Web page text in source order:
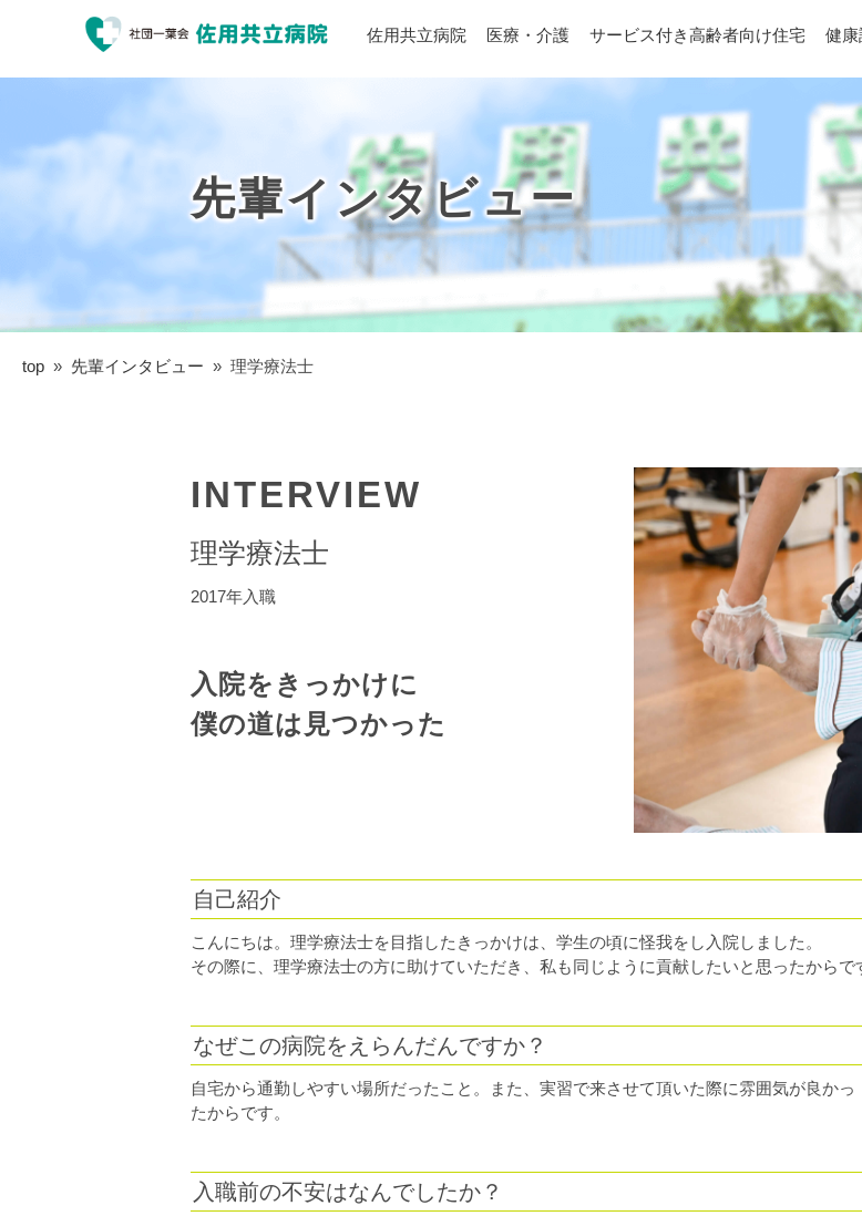
佐用共立病院 医療・介護 サービス付き高齢者向け住宅 健
先輩インタビュー
top » 先輩インタビュー » 理学療法士
INTERVIEW
理学療法士
2017年入職
入院をきっかけに
僕の道は見つかった
自己紹介
こんにちは。理学療法士を目指したきっかけは、学生の頃に怪我をし入院しました。
その際に、理学療法士の方に助けていただき、私も同じように貢献したいと思ったからで
なぜこの病院をえらんだんですか？
自宅から通勤しやすい場所だったこと。また、実習で来させて頂いた際に雰囲気が良かっ
たからです。
入職前の不安はなんでしたか？